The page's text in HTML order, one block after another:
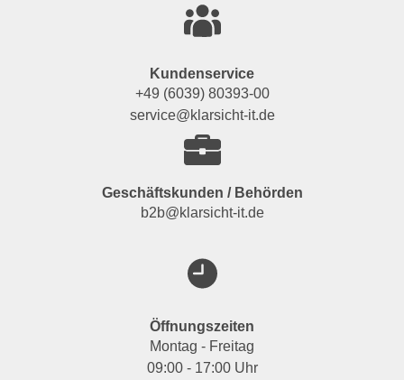
Kundenservice
+49 (6039) 80393-00
service@klarsicht-it.de
Geschäftskunden / Behörden
b2b@klarsicht-it.de
Öffnungszeiten
Montag - Freitag
09:00 - 17:00 Uhr